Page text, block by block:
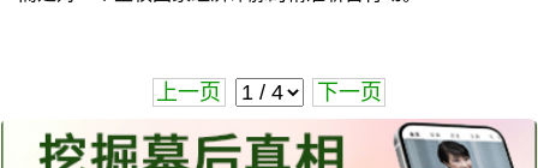
上一页 下一页